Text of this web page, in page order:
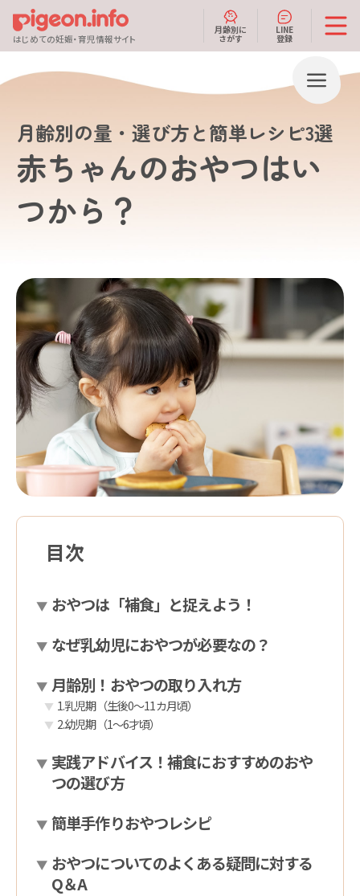
はじめての妊娠・育児情報サイト
月齢別に
さがす
LINE
登録
月齢別の量・選び方と簡単レシピ3選
赤ちゃんのおやつはい
つから？
目次
おやつは「補食」と捉えよう！
なぜ乳幼児におやつが必要なの？
月齢別！おやつの取り入れ方
1.乳児期（生後0〜11カ月頃）
2.幼児期（1〜6才頃）
実践アドバイス！補食におすすめのおや
つの選び方
簡単手作りおやつレシピ
おやつについてのよくある疑問に対する
Q＆A